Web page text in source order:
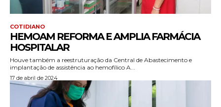
COTIDIANO
HEMOAM REFORMA E AMPLIA FARMÁCIA
HOSPITALAR
Houve também a reestruturação da Central de Abastecimento e
implantação de assistência ao hemofílico A...
17 de abril de 2024